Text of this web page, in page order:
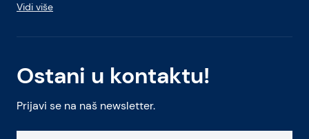
Ostani u kontaktu!
Prijavi se na naš newsletter.
Vidi više